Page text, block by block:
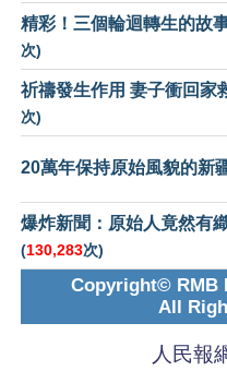
精彩！三個輪迴轉生的故
次)
祈禱發生作用 妻子衝回家
次)
20萬年保持原始風貌的新
爆炸新聞：原始人竟然有
(130,283次)
Copyright© RMB
All
人民報